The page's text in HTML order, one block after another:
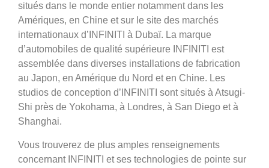
situés dans le monde entier notamment dans les
Amériques, en Chine et sur le site des marchés
internationaux d’INFINITI à Dubaï. La marque
d’automobiles de qualité supérieure INFINITI est
assemblée dans diverses installations de fabrication
au Japon, en Amérique du Nord et en Chine. Les
studios de conception d’INFINITI sont situés à Atsugi-
Shi près de Yokohama, à Londres, à San Diego et à
Shanghai.
Vous trouverez de plus amples renseignements
concernant INFINITI et ses technologies de pointe sur